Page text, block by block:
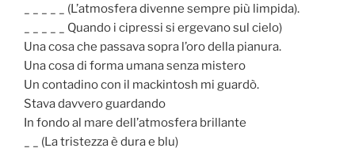
_ _ _ _ _ (L’atmosfera divenne sempre più limpida).
_ _ _ _ _ Quando i cipressi si ergevano sul cielo)
Una cosa che passava sopra l’oro della pianura.
Una cosa di forma umana senza mistero
Un contadino con il mackintosh mi guardò.
Stava davvero guardando
In fondo al mare dell’atmosfera brillante
_ _ (La tristezza è dura e blu)